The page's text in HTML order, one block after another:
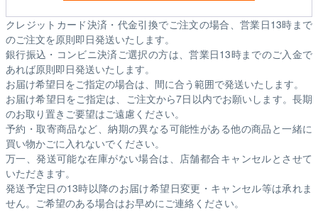
クレジットカード決済・代金引換でご注文の場合、営業日13時まで
のご注文を原則即日発送いたします。
銀行振込・コンビニ決済ご選択の方は、営業日13時までのご入金で
あれば原則即日発送いたします。
お届け希望日をご指定の場合は、間に合う範囲で発送いたします。
お届け希望日をご指定は、ご注文から7日以内でお願いします。長期
のお取り置きご要望はご遠慮ください。
予約・取寄商品など、納期の異なる可能性がある他の商品と一緒に
買い物かごに入れないでください。
万一、発送可能な在庫がない場合は、店舗都合キャンセルとさせて
いただきます。
発送予定日の13時以降のお届け希望日変更・キャンセル等は承れま
せん。ご希望のある場合はお早めにご連絡ください。